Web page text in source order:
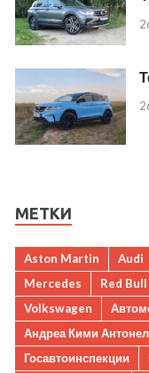
МЕТКИ
Aston Martin Audi
Mercedes
Red Bull
Volkswagen
Андреа Кими
Госавтоинспекции